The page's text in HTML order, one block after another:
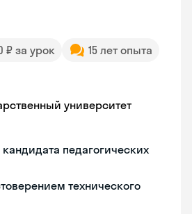
₽ за урок
15 лет опыта
университет
кандидата педагогических
технического